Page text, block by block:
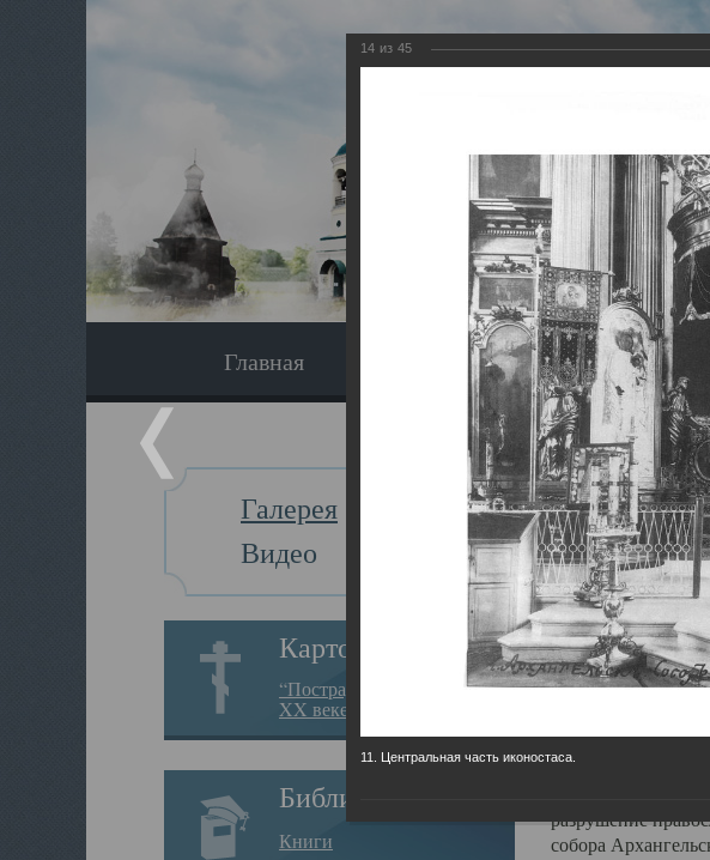
Главная Экскурсия
Галерея
Видео
Картотека
“Пострадавшие за веру в
XX веке на Севере”
Библиотека
Книги
Главная Галерея
Свято-Троицкий
23.12.2015
Сегодня мы
пострадал от
выдающихся
вызванная
разрушение
собора
14 из 45
11. Центральная часть иконостаса.